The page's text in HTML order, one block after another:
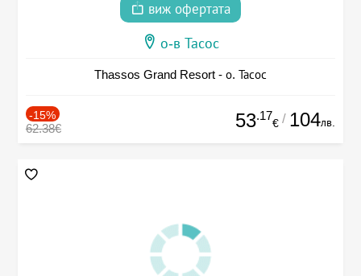
виж офертата
о-в Тасос
Thassos Grand Resort - о. Тасос
-15%
62.38€ 53.17
€ / 104лв.